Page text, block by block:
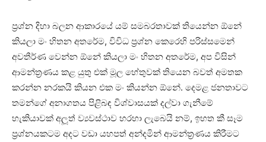
ප‍්‍රශ්න දිහා බලන ආකාරයේ යම් සමබරතාවක් තියෙන්න ඕනේ
කියලා මං හිතන අතරේම, විවිධ ප‍්‍රශ්න කෙරෙහි පරිස්සමෙන්
අවතීර්ණ වෙන්න ඕනේ කියලා මං හිතන අතරේම, අප විසින්
ආමන්ත‍්‍රණය කළ යුතු එක් මූල හේතුවක් තියෙන බවත් අමතක
කරන්න නරකයි කියන එක මං කියන්න ඕනේ. දෙමළ ජනතාවට
තමන්ගේ අනාගතය පිළිබඳ විශ්වාසයක් දල්වා ගැනීමේ
හැකියාවක් අලූත් ව්‍යවස්ථාව හරහා ලැබෙයි නම්, ඉහත කී සෑම
ප‍්‍රශ්නයකටම අදට වඩා යහපත් අන්දමින් ආමන්ත‍්‍රණය කිරීමට